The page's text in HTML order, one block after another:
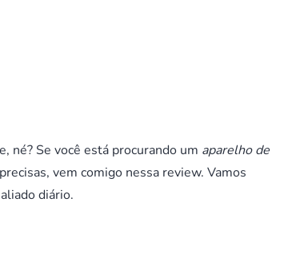
né? Se você está procurando um aparelho de
vem comigo nessa review. Vamos
diário.